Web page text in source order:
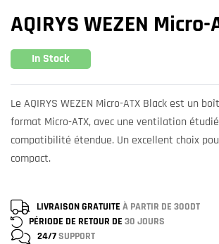
AQIRYS WEZEN
In Stock
Le AQIRYS WEZEN Micro-ATX Black est un
format Micro-ATX, avec une ventilation
compatibilité étendue. Un excellent choix
compact.
LIVRAISON GRATUITE À PARTIR DE 300DT
PÉRIODE DE RETOUR DE 30 JOURS
24/7SUPPORT